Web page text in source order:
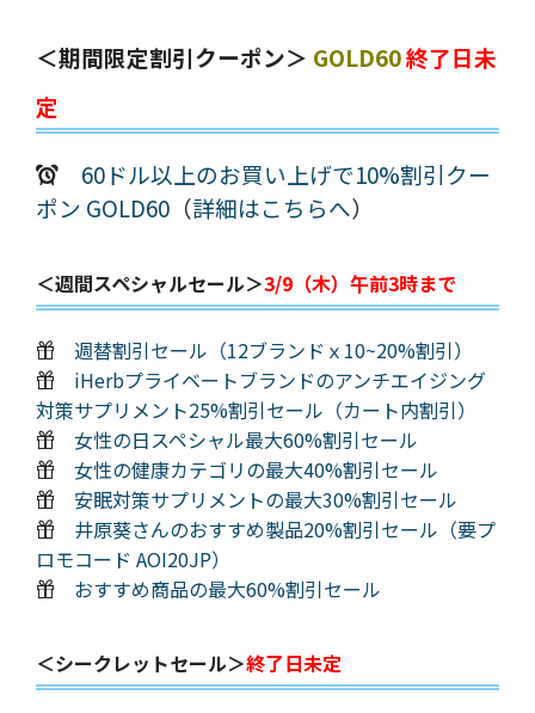
＜期間限定割引クーポン＞ GOLD60終了日未
定
60ドル以上のお買い上げで10%割引クー
ポン GOLD60 （詳細はこちらへ）
＜週間スペシャルセール＞3/9（木）午前3時まで
週替割引セール（12ブランドｘ10~20%割引）
iHerbプライベートブランドのアンチエイジング
対策サプリメント25%割引セール（カート内割引）
女性の日スペシャル最大60%割引セール
女性の健康カテゴリの最大40%割引セール
安眠対策サプリメントの最大30%割引セール
井原葵さんのおすすめ製品20%割引セール（要プ
ロモコード AOI20JP）
おすすめ商品の最大60%割引セール
＜シークレットセール＞終了日未定